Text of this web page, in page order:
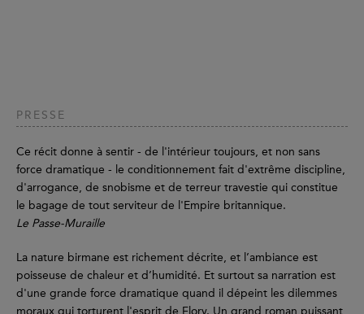
PRESSE
Ce récit donne à sentir - de l'intérieur toujours, et non sans
force dramatique - le conditionnement fait d'extrême discipline,
d'arrogance, de snobisme et de terreur travestie qui constitue
le bagage de tout serviteur de l'Empire britannique.
Le Passe-Muraille
La nature birmane est richement décrite, et l’ambiance est
poisseuse de chaleur et d’humidité. Et surtout sa narration est
d'une grande force dramatique quand il dépeint les dilemmes